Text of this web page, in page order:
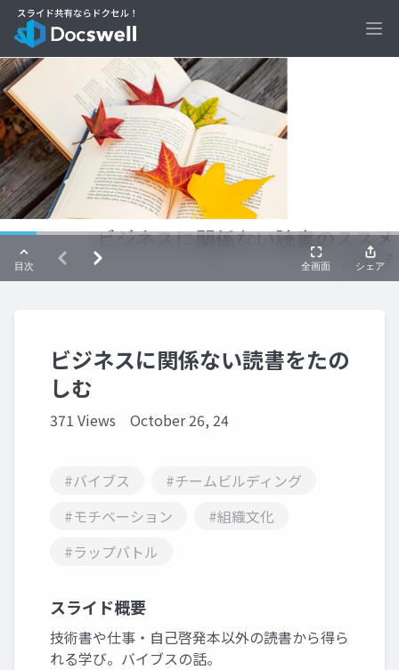
ビジネスに関係ない読書をたの
しむ
371 Views October 26, 24
#バイブス
#チームビルディング
#モチベーション
#組織文化
#ラップバトル
スライド概要
技術書や仕事・自己啓発本以外の読書から得ら
れる学び。バイブスの話。